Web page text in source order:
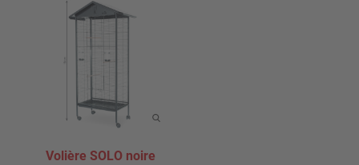
Volière SOLO noire